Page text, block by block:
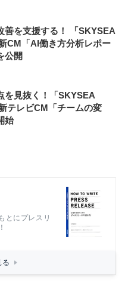
善を支援する！ 「SKYSEA
CM「AI働き方分析レポー
公開
を見抜く！「SKYSEA
テレビCM「チームの変
始
とにプレスリ
る